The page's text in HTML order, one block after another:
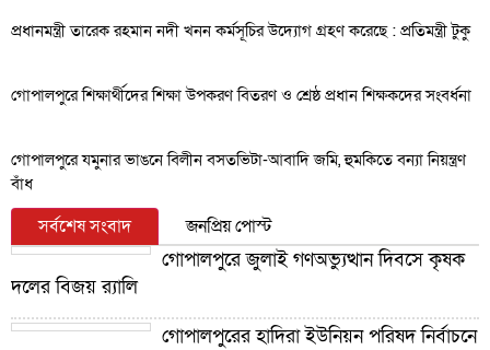
প্রধানমন্ত্রী তারেক রহমান নদী খনন কর্মসূচির উদ্যোগ গ্রহণ করেছে : প্রতিমন্ত্রী টুকু
গোপালপুরে শিক্ষার্থীদের শিক্ষা উপকরণ বিতরণ ও শ্রেষ্ঠ প্রধান শিক্ষকদের সংবর্ধনা
গোপালপুরে যমুনার ভাঙনে বিলীন বসতভিটা-আবাদি জমি, হুমকিতে বন্যা নিয়ন্ত্রণ
বাঁধ
সর্বশেষ সংবাদ জনপ্রিয় পোস্ট
গোপালপুরে জুলাই গণঅভ্যুত্থান দিবসে কৃষক
দলের বিজয় র‍্যালি
গোপালপুরের হাদিরা ইউনিয়ন পরিষদ নির্বাচনে